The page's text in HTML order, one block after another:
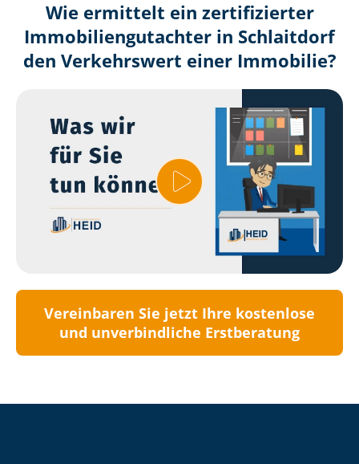
Wie ermittelt ein zertifizierter
Immobilien­gutachter in Schlaitdorf
den Verkehrswert einer Immobilie?
Vereinbaren Sie jetzt Ihre kostenlose
und unverbindliche Erstberatung